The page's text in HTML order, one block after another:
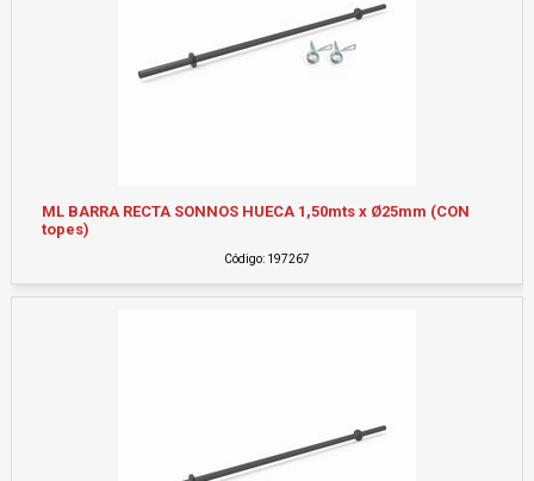
ML BARRA RECTA SONNOS HUECA 1,50mts x Ø25mm (CON
topes)
Código: 197267